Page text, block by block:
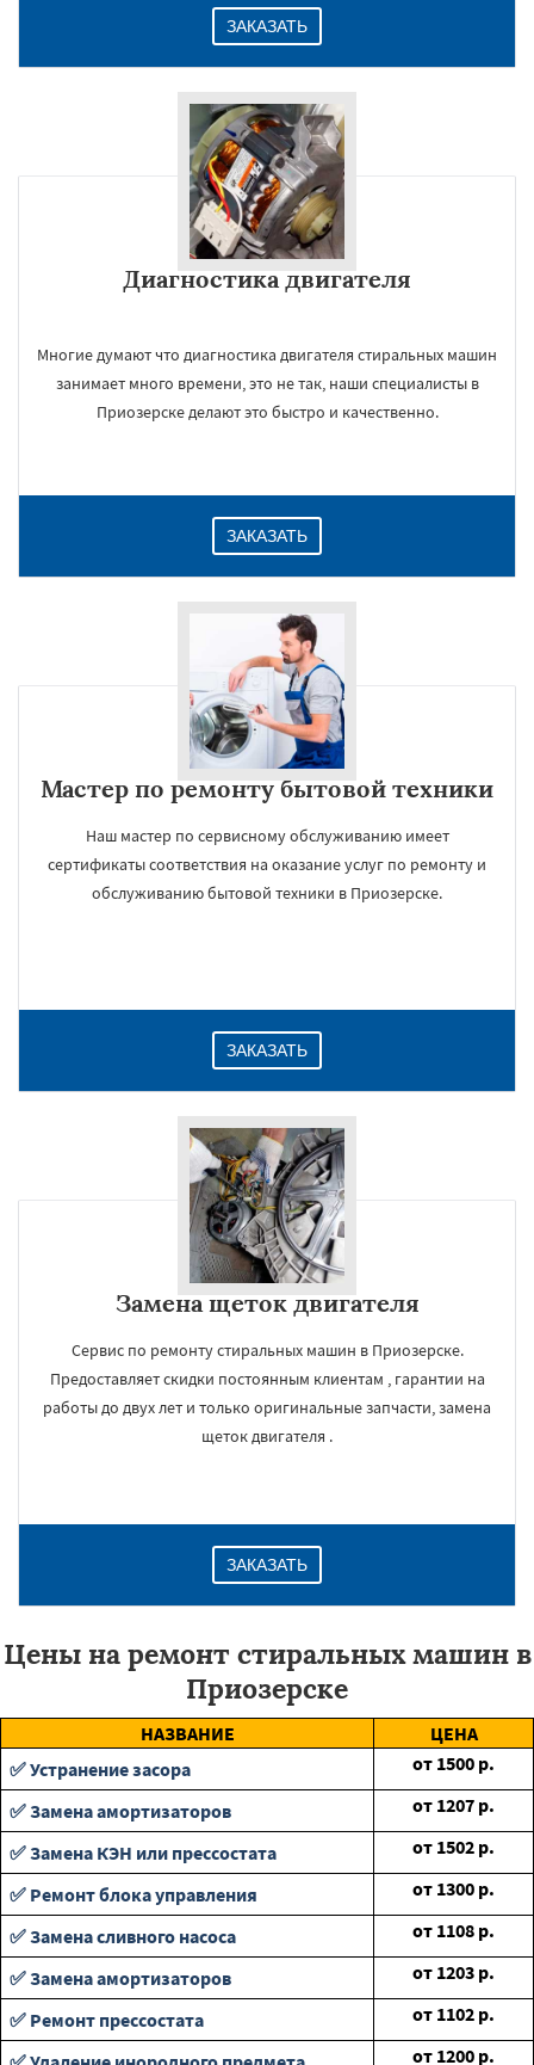
ЗАКАЗАТЬ
Диагностика двигателя
Многие думают что диагностика двигателя стиральных машин
занимает много времени, это не так, наши специалисты в
Приозерске делают это быстро и качественно.
ЗАКАЗАТЬ
Мастер по ремонту бытовой техники
Наш мастер по сервисному обслуживанию имеет
сертификаты соответствия на оказание услуг по ремонту и
обслуживанию бытовой техники в Приозерске.
ЗАКАЗАТЬ
Замена щеток двигателя
Сервис по ремонту стиральных машин в Приозерске.
Предоставляет скидки постоянным клиентам , гарантии на
работы до двух лет и только оригинальные запчасти, замена
щеток двигателя .
ЗАКАЗАТЬ
Цены на ремонт стиральных машин в
Приозерске
НАЗВАНИЕ
ЦЕНА
✅ Устранение засора
от 1500 р.
✅ Замена амортизаторов
от 1207 р.
✅ Замена КЭН или прессостата
от 1502 р.
✅ Ремонт блока управления
от 1300 р.
✅ Замена сливного насоса
от 1108 р.
✅ Замена амортизаторов
от 1203 р.
✅ Ремонт прессостата
от 1102 р.
от 1200 р.